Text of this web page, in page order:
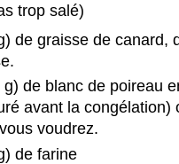
trop salé)
de graisse de canard,
de blanc de poireau
avant la congélation)
voudrez.
de farine